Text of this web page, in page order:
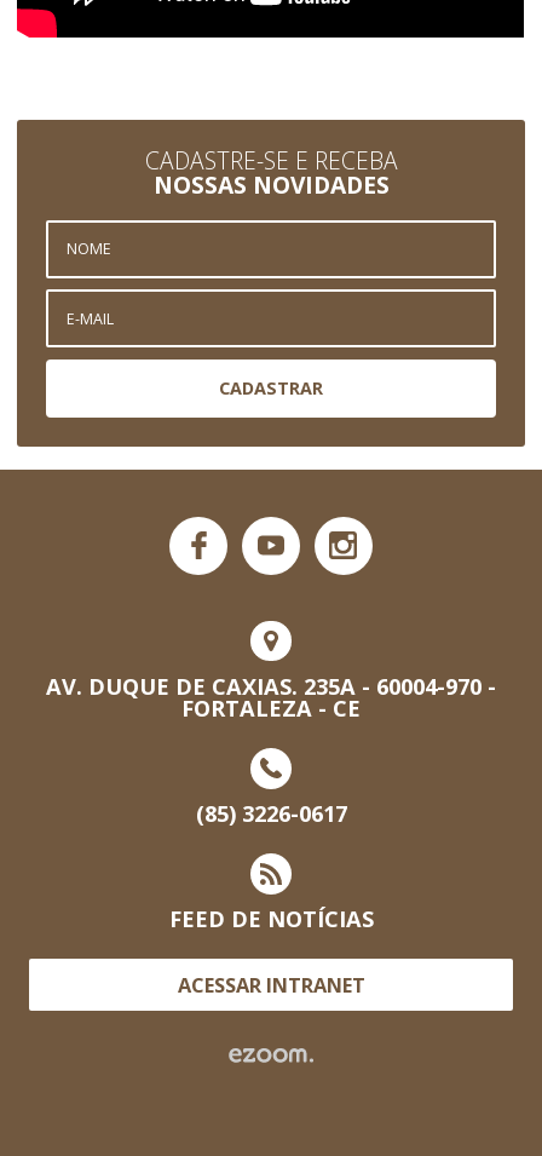
CADASTRE-SE E RECEBA
NOSSAS NOVIDADES
CADASTRAR
AV. DUQUE DE CAXIAS. 235A - 60004-970 -
FORTALEZA - CE
(85) 3226-0617
FEED DE NOTÍCIAS
ACESSAR INTRANET